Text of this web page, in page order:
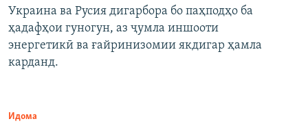
Украина ва Русия дигарбора бо паҳподҳо ба
ҳадафҳои гуногун, аз ҷумла иншооти
энергетикӣ ва ғайринизомии якдигар ҳамла
карданд.
Идома